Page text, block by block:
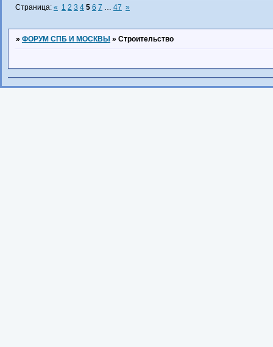
Страница: « 1 2 3 4 5 6 7 … 47 »
» ФОРУМ СПБ И МОСКВЫ » Строительство